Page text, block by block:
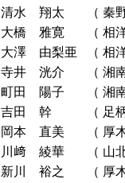
清水 翔太
（ 秦
大橋 雅寛
（ 相
大澤 由梨亜
（ 相
寺井 洸介
（ 湘
町田 陽子
（ 湘
吉田 幹
（ 足
岡本 直美
（ 厚
川﨑 綾華
（ 山
新川 裕之
（ 厚